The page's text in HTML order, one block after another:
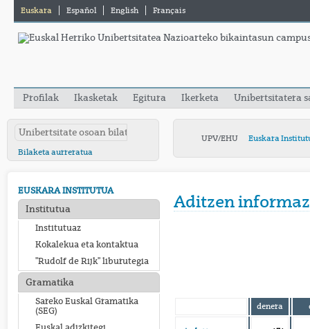
Euskara Español English Français
Profilak Ikasketak Egitura Ikerketa Unibertsitatera
Bilaketa aurreratua
UPV/EHU Euskara
EUSKARA INSTITUTUA
Institutua
Institutuaz
Kokalekua eta kontaktua
"Rudolf de Rijk" liburutegia
Gramatika
Sareko Euskal Gramatika
(SEG)
Aditzen
denera